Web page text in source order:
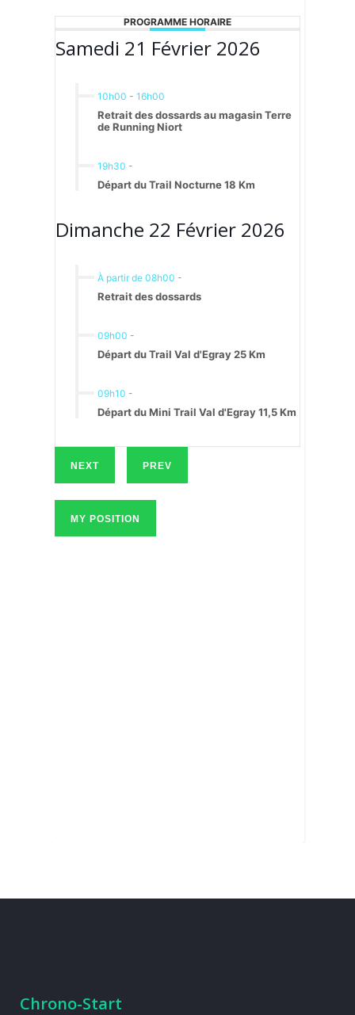
PROGRAMME HORAIRE
Samedi 21 Février 2026
10h00 - 16h00
Retrait des dossards au magasin Terre
de Running Niort
19h30 -
Départ du Trail Nocturne 18 Km
Dimanche 22 Février 2026
À partir de 08h00 -
Retrait des dossards
09h00 -
Départ du Trail Val d'Egray 25 Km
09h10 -
Départ du Mini Trail Val d'Egray 11,5 Km
NEXT PREV
MY POSITION
Chrono-Start